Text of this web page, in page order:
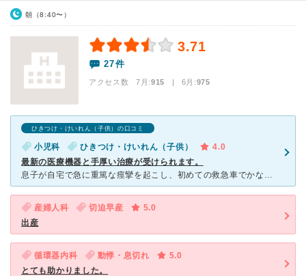
朝（8:40〜）
3.71
27件
アクセス数 7月:915 | 6月:975
ひきつけ・けいれん（子供）の口コミ
小児科 ひきつけ・けいれん（子供）
4.0
最新の医療機器と手厚い治療が受けられます。
息子が自宅で急に重篤な痙攣を起こし、初めての救急車でかなりパニックだったのですが、ベテランの小児科の先生、看護師さん達の迅速な対応には助けられました。 6日間の入院中も、医師の判断により個室を用意し
産婦人科 切迫早産
5.0
出産
循環器内科 動悸・息切れ
5.0
とても助かりました。